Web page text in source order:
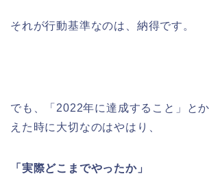
それが行動基準なのは、納得です。
でも、「2022年に達成すること」と
えた時に大切なのはやはり、
「実際どこまでやったか」